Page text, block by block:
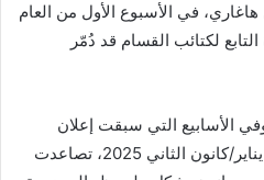
في الأسبوع الأول من العام
لكتائب القسام قد دُمّر
الأسابيع التي سبقت إعلان
اتفاق وقف إطلاق النار منتصف يناير/كانون الثاني 2025، تصاعدت